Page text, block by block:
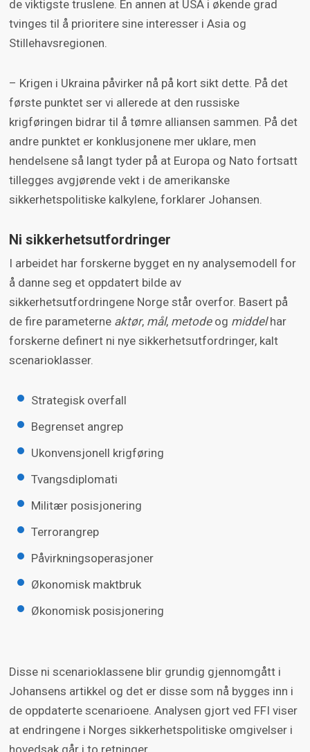
de viktigste truslene. En annen at USA i økende grad
tvinges til å prioritere sine interesser i Asia og
Stillehavsregionen.
– Krigen i Ukraina påvirker nå på kort sikt dette. På det
første punktet ser vi allerede at den russiske
krigføringen bidrar til å tømre alliansen sammen. På det
andre punktet er konklusjonene mer uklare, men
hendelsene så langt tyder på at Europa og Nato fortsatt
tillegges avgjørende vekt i de amerikanske
sikkerhetspolitiske kalkylene, forklarer Johansen.
Ni sikkerhetsutfordringer
I arbeidet har forskerne bygget en ny analysemodell for
å danne seg et oppdatert bilde av
sikkerhetsutfordringene Norge står overfor. Basert på
de fire parameterne aktør, mål, metodeog middelhar
forskerne definert ni nye sikkerhetsutfordringer, kalt
scenarioklasser.
Strategisk overfall
Begrenset angrep
Ukonvensjonell krigføring
Tvangsdiplomati
Militær posisjonering
Terrorangrep
Påvirkningsoperasjoner
Økonomisk maktbruk
Økonomisk posisjonering
Disse ni scenarioklassene blir grundig gjennomgått i
Johansens artikkel og det er disse som nå bygges inn i
de oppdaterte scenarioene. Analysen gjort ved FFI viser
at endringene i Norges sikkerhetspolitiske omgivelser i